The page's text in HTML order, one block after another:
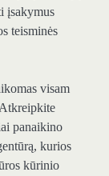
įsakymus
teisminės
visam
panaikino
kurios
kūrinio